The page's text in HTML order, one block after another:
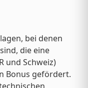
bei denen
die eine
und Schweiz)
Bonus gefördert.